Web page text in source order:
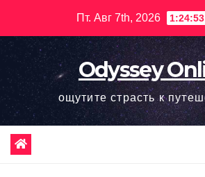
содержимому
Пт. Авг 7th, 2026
Odyssey
ощутите страсть к